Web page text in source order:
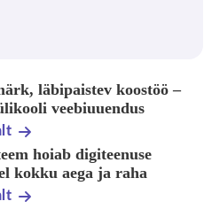
läbipaistev koostöö –
veebiuuendus
hoiab digiteenuse
kokku aega ja raha